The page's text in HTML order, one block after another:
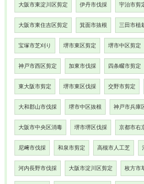
大阪市東淀川区剪定 伊丹市伐採 宇治市剪
大阪市東住吉区剪定 箕面市抜根 三田市植
宝塚市芝刈り 堺市東区剪定 堺市中区剪定
神戸市西区剪定 加東市伐採 四条畷市剪定
東大阪市剪定 堺市東区伐採 交野市剪定
大和郡山市伐採 堺市中区抜根 神戸市兵庫
大阪市中央区消毒 堺市堺区伐採 京都市右
尼﨑市伐採 和泉市剪定 高槻市人工芝
河内長野市伐採 大阪市淀川区剪定 枚方市